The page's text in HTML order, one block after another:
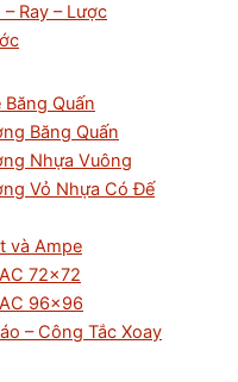
Ray – Lược
Băng Quấn
Băng Quấn
Nhựa Vuông
Vỏ Nhựa Có Đế
và Ampe
72×72
96×96
– Công Tắc Xoay